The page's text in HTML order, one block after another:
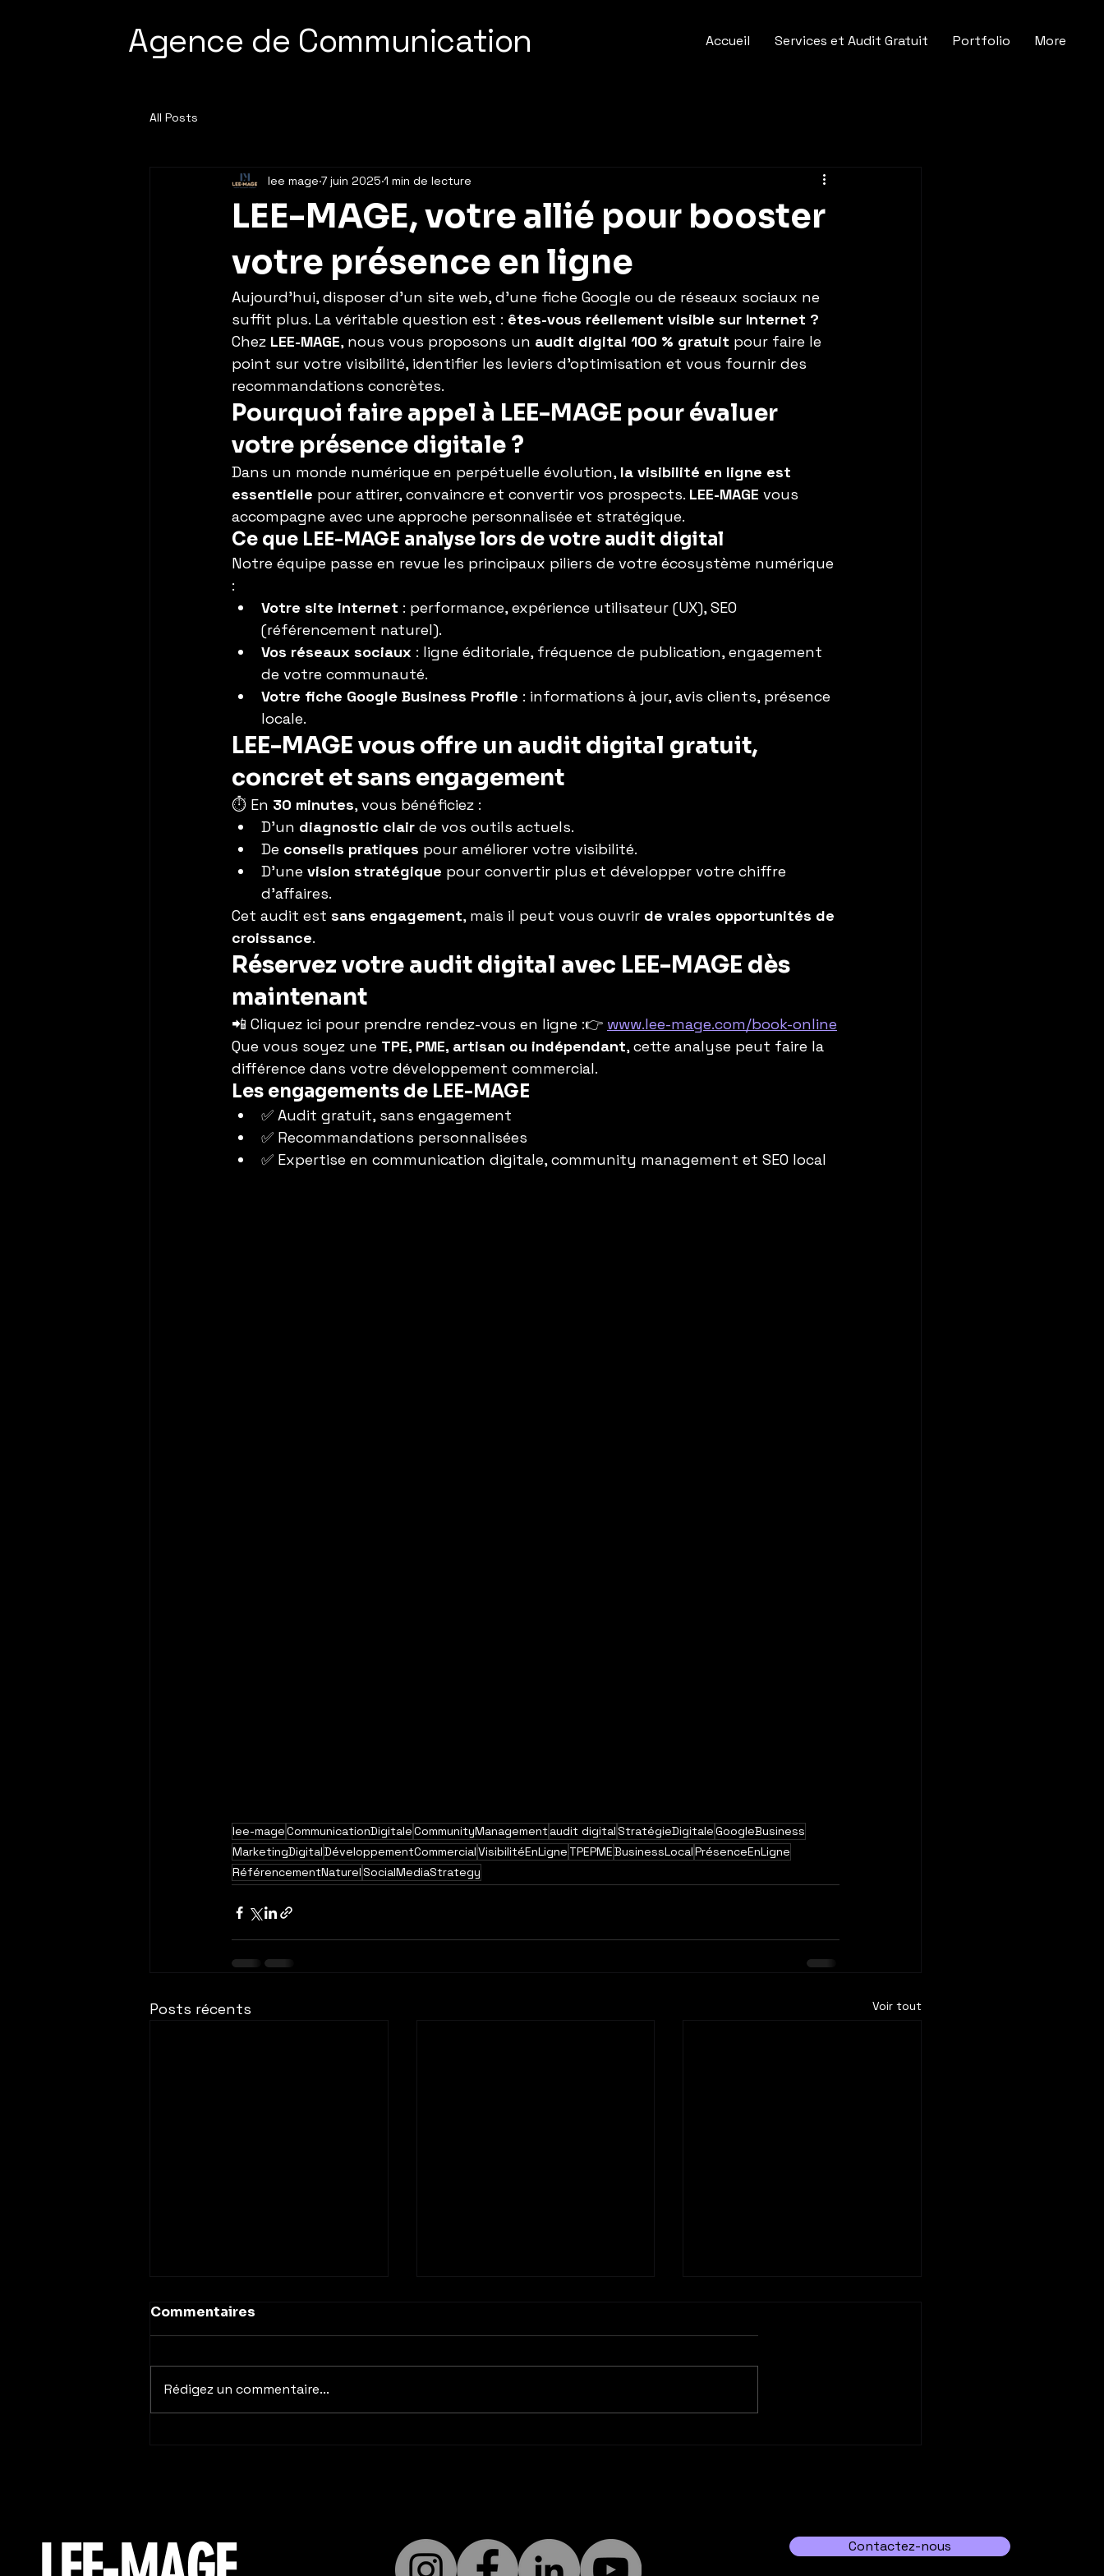
Agence de Communication Accueil Services et Audit Gratuit Portfolio More
All Posts
LEE-MAGE, votre allié pour booster
votre présence en ligne
lee mage 7 juin 2025 1 min de lecture
Aujourd’hui, disposer d’un site web, d’une fiche Google ou de réseaux sociaux ne
suffit plus. La véritable question est : êtes-vous réellement visible sur Internet ?
Chez LEE-MAGE, nous vous proposons un audit digital 100 % gratuit pour faire le
point sur votre visibilité, identifier les leviers d’optimisation et vous fournir des
recommandations concrètes.
Pourquoi faire appel à LEE-MAGE pour évaluer
votre présence digitale ?
Dans un monde numérique en perpétuelle évolution, la visibilité en ligne est
essentielle pour attirer, convaincre et convertir vos prospects. LEE-MAGE vous
accompagne avec une approche personnalisée et stratégique.
Ce que LEE-MAGE analyse lors de votre audit digital
Notre équipe passe en revue les principaux piliers de votre écosystème numérique
:
Votre site internet : performance, expérience utilisateur (UX), SEO
(référencement naturel).
Vos réseaux sociaux : ligne éditoriale, fréquence de publication, engagement
de votre communauté.
Votre fiche Google Business Profile : informations à jour, avis clients, présence
locale.
LEE-MAGE vous offre un audit digital gratuit,
concret et sans engagement
⏱ En 30 minutes, vous bénéficiez :
D’un diagnostic clair de vos outils actuels.
De conseils pratiques pour améliorer votre visibilité.
D’une vision stratégique pour convertir plus et développer votre chiffre
d’affaires.
Cet audit est sans engagement, mais il peut vous ouvrir de vraies opportunités de
croissance.
Réservez votre audit digital avec LEE-MAGE dès
maintenant
📲 Cliquez ici pour prendre rendez-vous en ligne :👉 www.lee-mage.com/book-online
Que vous soyez une TPE, PME, artisan ou indépendant, cette analyse peut faire la
différence dans votre développement commercial.
Les engagements de LEE-MAGE
✅ Audit gratuit, sans engagement
✅ Recommandations personnalisées
✅ Expertise en communication digitale, community management et SEO local
lee-mageCommunicationDigitaleCommunityManagementaudit digitalStratégieDigitaleGoogleBusiness
MarketingDigitalDéveloppementCommercialVisibilitéEnLigne TPEPMEBusinessLocalPrésenceEnLigne
RéférencementNaturelSocialMediaStrategy
Posts récents Voir tout
Commentaires
Rédigez un commentaire...
Contactez-nous